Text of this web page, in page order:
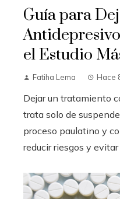
Guía para
el Estudio
Fatiha Lema Hace
Dejar un tratamiento
trata solo de
proceso paulatino y
reducir riesgos y evitar